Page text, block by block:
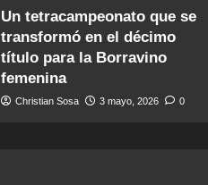
Un tetracampeonato que se
transformó en el décimo
título para la Borravino
femenina
Christian Sosa 3 mayo, 2026 0